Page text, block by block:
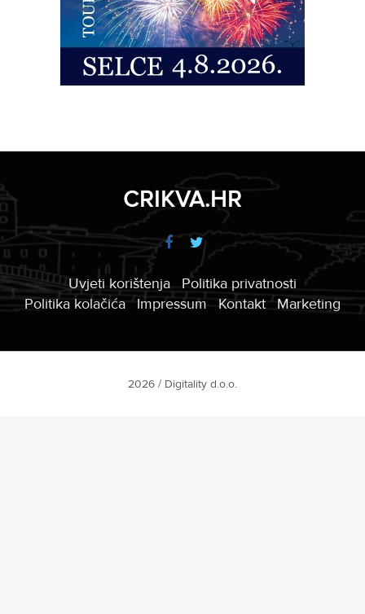
CRIKVA.HR
Uvjeti korištenja
Politika privatnosti
Politika kolačića
Impressum Kontakt Marketing
2026 / Digitality d.o.o.